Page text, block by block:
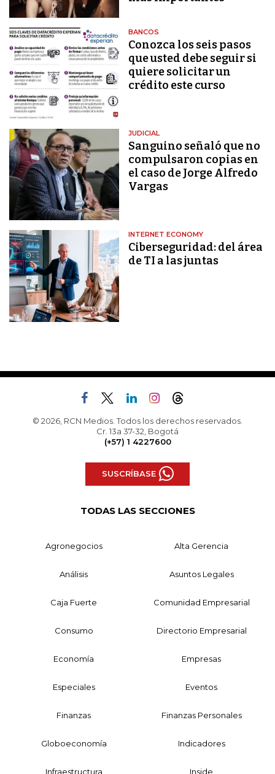
BANCOS
Conozca los seis pasos
que usted debe seguir si
quiere solicitar un
crédito este curso
JUDICIAL
Sanguino señaló que no
compulsaron copias en
el caso de Jorge Alfredo
Vargas
INTERNET ECONOMY
Ciberseguridad: del área
de TI a las juntas
© 2026, RCN Medios. Todos los derechos reservados.
Cr. 13a 37-32, Bogotá
(+57) 1 4227600
SUSCRÍBASE
TODAS LAS SECCIONES
Agronegocios Alta Gerencia
Análisis Asuntos Legales
Caja Fuerte Comunidad Empresarial
Consumo Directorio Empresarial
Economía Empresas
Especiales Eventos
Finanzas Finanzas Personales
Globoeconomía Indicadores
Infraestructura Inside